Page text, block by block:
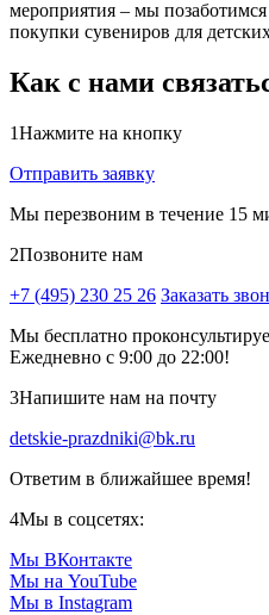
мероприятия – мы позаботимся
покупки сувениров для
Как с нами
1Нажмите на кнопку
Отправить заявку
Мы перезвоним в течение 15
2Позвоните нам
+7 (495) 230 25 26 Заказать
Мы бесплатно
Ежедневно с 9:00 до 22:00!
3Напишите нам на почту
detskie-prazdniki@bk.ru
Ответим в ближайшее время!
4Мы в соцсетях:
Мы ВКонтакте
Мы на YouTube
Мы в Instagram